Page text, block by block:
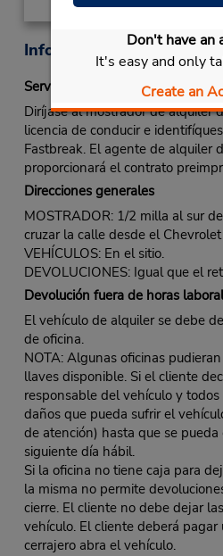
Don't have an
It's easy and only
Create an
Información sobre la
Servicio Fastbreak
Diríjase al mostrador de alquiler
licencia de conducir e
Fastbreak. El agente de alquiler
proporcionará el contrato
Direcciones generales
MOSTRADOR: 1/2 milla al sur
cruzar la calle desde el
VEHÍCULOS: En el sitio.
DEVOLUCIONES: Igual que el
Devolución fuera de horas
El vehículo de alquiler se debe
de oficina.
NOTA: Algunas oficinas
llaves disponible. Si el cliente
responsable del vehículo y
daños que pueda sufrir el
de atención) hasta que se
siguiente día hábil.
Si la oficina no tiene caja para
la misma no permite
cierre. El cliente no debe dejar
vehículo. El cliente deberá
cerrajero abra el vehículo.